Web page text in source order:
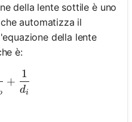
della lente sottile è uno
automatizza il
della lente
è:
=
+
di
1